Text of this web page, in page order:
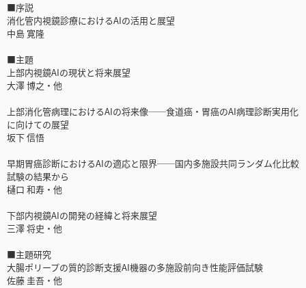
■序説
消化管内視鏡診療におけるAIの活用と展望
中島 寛隆
■主題
上部内視鏡AIの現状と将来展望
大澤 博之・他
上部消化管病理におけるAIの将来像──食道癌・胃癌のAI病理診断実用化
に向けての展望
坂下 信悟
早期胃癌診断におけるAIの適応と限界──国内多施設共同ランダム化比較
試験の結果から
樋口 和寿・他
下部内視鏡AIの開発の経緯と将来展望
三澤 将史・他
■主題研究
大腸ポリープの質的診断支援AI機器の多施設前向き性能評価試験
佐藤 圭吾・他